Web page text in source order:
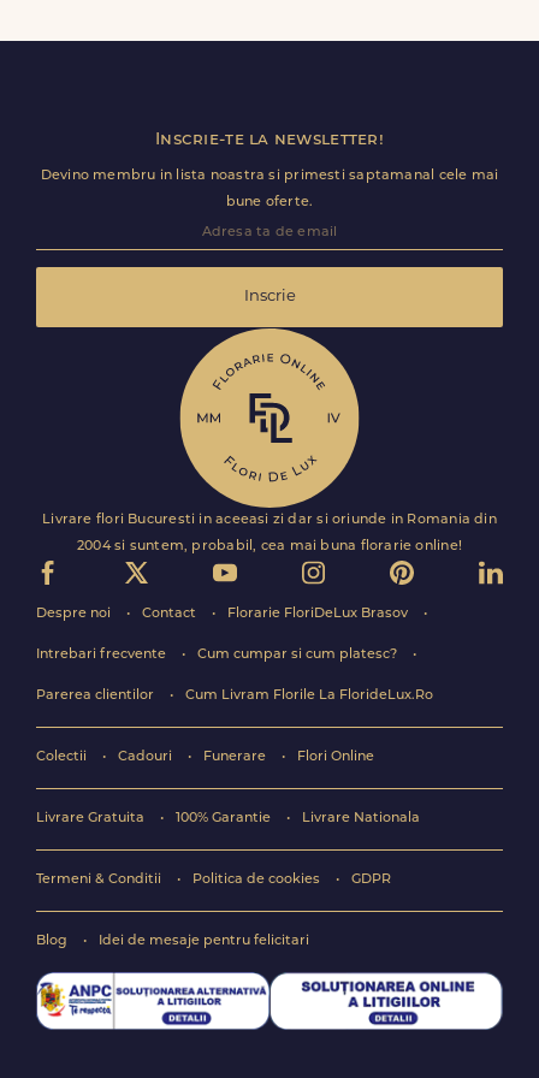
(unde mesajul este complet completat de tine), fără ca
Inscrie-te la newsletter!
Devino membru in lista noastra si primesti saptamanal cele mai
bune oferte.
Inscrie
Livrare flori Bucuresti in aceeasi zi dar si oriunde in Romania din
2004 si suntem, probabil, cea mai buna florarie online!
Despre noi Contact Florarie FloriDeLux Brasov
Intrebari frecvente Cum cumpar si cum platesc?
Parerea clientilor Cum Livram Florile La FlorideLux.Ro
Colectii Cadouri Funerare Flori Online
Livrare Gratuita 100% Garantie Livrare Nationala
Termeni & Conditii Politica de cookies GDPR
Blog Idei de mesaje pentru felicitari